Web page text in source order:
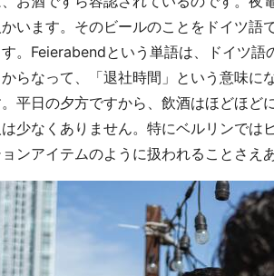
います。そのビールのことをドイツ語
。Feierabendという単語は、ドイツ
らなって、「退社時間」という意味に
平日の夕方ですから、飲酒はほどほど
少なくありません。特にベルリンでは
ンアイテムのように扱われることさえ